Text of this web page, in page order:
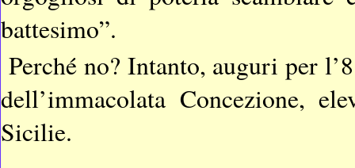
battesimo”.
Perché no? Intanto, auguri per
dell’immacolata Concezione,
Sicilie.